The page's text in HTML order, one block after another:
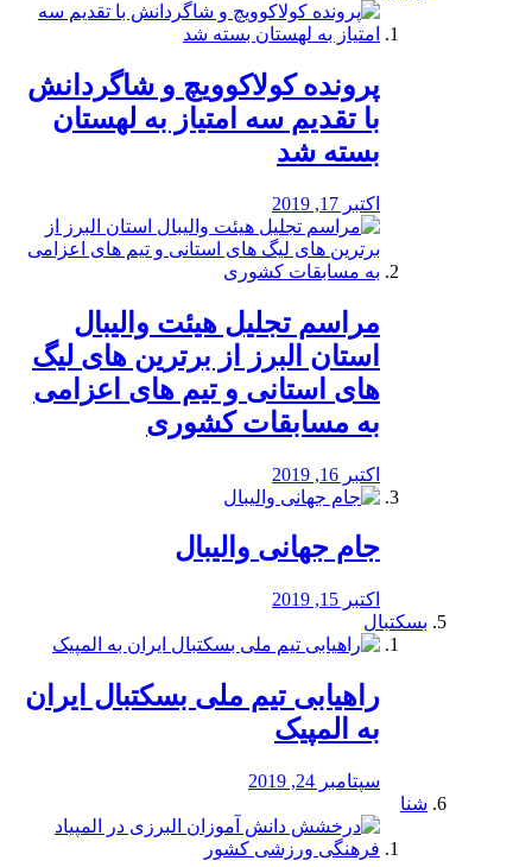
پرونده کولاکوویچ و شاگردانش
با تقدیم سه امتیاز به لهستان
بسته شد
اکتبر 17, 2019
مراسم تجلیل هیئت والیبال
استان البرز از برترین های لیگ
های استانی و تیم های اعزامی
به مسابقات کشوری
اکتبر 16, 2019
جام جهانی والیبال
اکتبر 15, 2019
بسکتبال
راهیابی تیم ملی بسکتبال ایران
به المپیک
سپتامبر 24, 2019
شنا